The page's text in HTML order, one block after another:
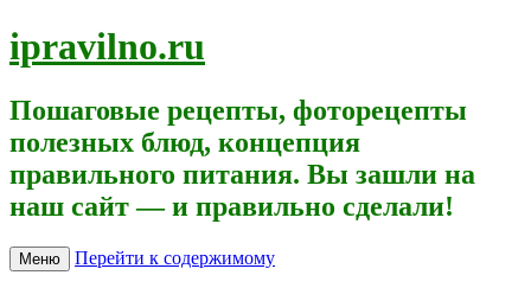
ipravilno.ru
Пошаговые рецепты, фоторецепты
полезных блюд, концепция
правильного питания. Вы зашли на
наш сайт — и правильно сделали!
Меню Перейти к содержимому